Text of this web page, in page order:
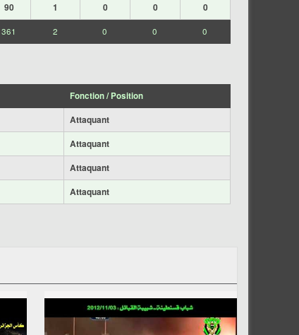
90 1 0 0 0
361 2 0 0 0
Fonction / Position
Attaquant
Attaquant
Attaquant
Attaquant